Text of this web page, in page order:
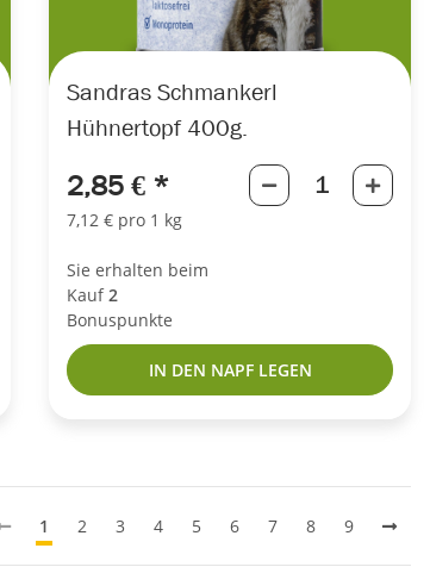
Sandras Schmankerl
Hühnertopf 400g.
2,85 € *
7,12 € pro 1 kg
Sie erhalten beim
Kauf2
Bonuspunkte
IN DEN NAPF LEGEN
1 2 3 4 5 6 7 8 9